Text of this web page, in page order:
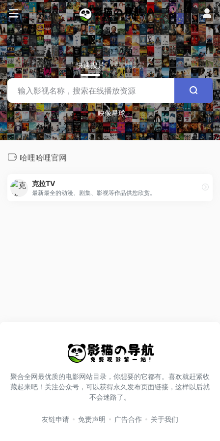
快速搜片 站内搜索
映像星球
哈哩哈哩官网
克拉TV
最新最全的动漫、剧集、影视等作品供您欣赏。
聚合全网最优质的电影网站目录，你想要的它都有。喜欢就赶紧收
藏起来吧！关注公众号，可以获得永久发布页面链接，这样以后就
不会迷路了。
友链申请 免责声明 广告合作 关于我们